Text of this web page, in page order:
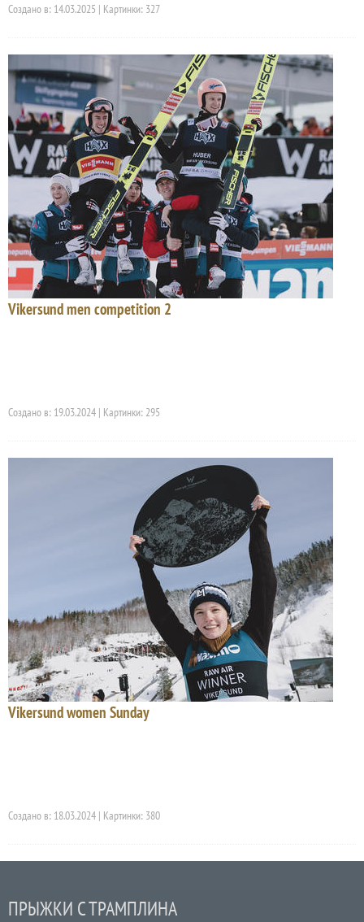
Создано в: 14.03.2025 | Картинки: 327
Vikersund men competition 2
Создано в: 19.03.2024 | Картинки: 295
Vikersund women Sunday
Создано в: 18.03.2024 | Картинки: 380
ПРЫЖКИ С ТРАМПЛИНА